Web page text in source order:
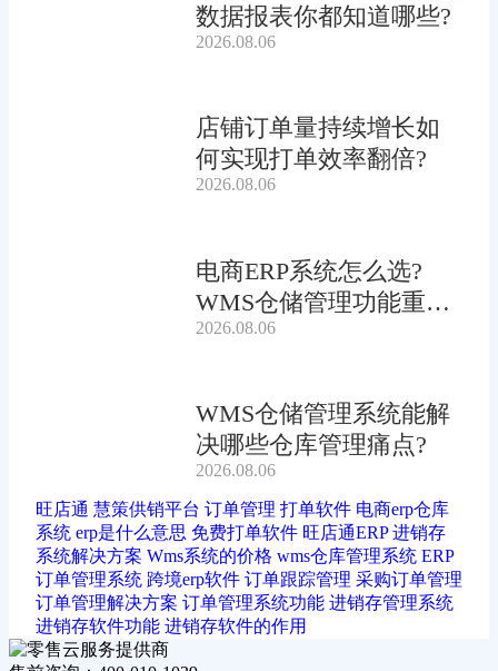
数据报表你都知道哪些?
2026.08.06
店铺订单量持续增长如
何实现打单效率翻倍?
2026.08.06
电商ERP系统怎么选?
WMS仓储管理功能重要
吗?
2026.08.06
WMS仓储管理系统能解
决哪些仓库管理痛点?
2026.08.06
旺店通 慧策供销平台 订单管理 打单软件 电商erp仓库
系统 erp是什么意思 免费打单软件 旺店通ERP 进销存
系统解决方案 Wms系统的价格 wms仓库管理系统 ERP
订单管理系统 跨境erp软件 订单跟踪管理 采购订单管理
订单管理解决方案 订单管理系统功能 进销存管理系统
进销存软件功能 进销存软件的作用